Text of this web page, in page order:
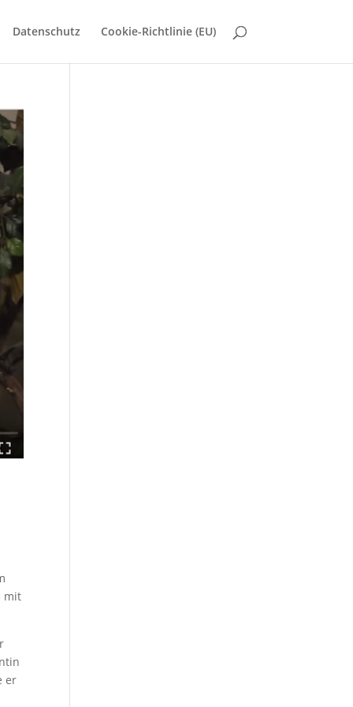
Datenschutz Cookie-Richtlinie (EU)
mit
er